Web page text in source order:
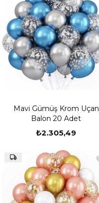
Mavi Gümüş Krom Uçan
Balon 20 Adet
₺2.305,49